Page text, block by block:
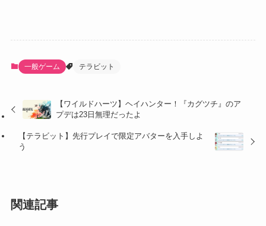
一般ゲーム テラビット
【ワイルドハーツ】ヘイハンター！『カグツチ』のア
プデは23日無理だったよ
【テラビット】先行プレイで限定アバターを入手しよ
う
関連記事